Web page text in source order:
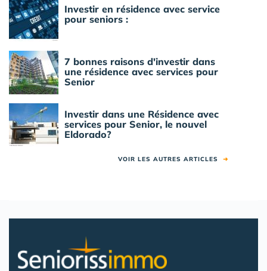
Investir en résidence avec service
pour seniors :
7 bonnes raisons d'investir dans
une résidence avec services pour
Senior
Investir dans une Résidence avec
services pour Senior, le nouvel
Eldorado?
VOIR LES AUTRES ARTICLES ➜